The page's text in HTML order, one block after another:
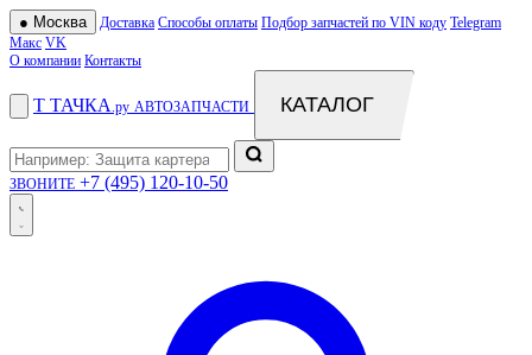
● Москва Доставка Способы оплаты Подбор запчастей по VIN коду Telegram
Макс VK
О компании Контакты
Т ТАЧКА .ру АВТОЗАПЧАСТИ КАТАЛОГ
ЗВОНИТЕ +7 (495) 120-10-50